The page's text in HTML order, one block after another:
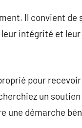
Il convient de
intégrité et
pour
un soutien
une démarche